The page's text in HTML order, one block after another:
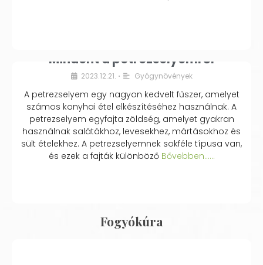
Mindent a petrezselyemről
2023.12.21. • Gyógynövények
A petrezselyem egy nagyon kedvelt fűszer, amelyet
számos konyhai étel elkészítéséhez használnak. A
petrezselyem egyfajta zöldség, amelyet gyakran
használnak salátákhoz, levesekhez, mártásokhoz és
sült ételekhez. A petrezselyemnek sokféle típusa van,
és ezek a fajták különbözőBővebben...…
Fogyókúra